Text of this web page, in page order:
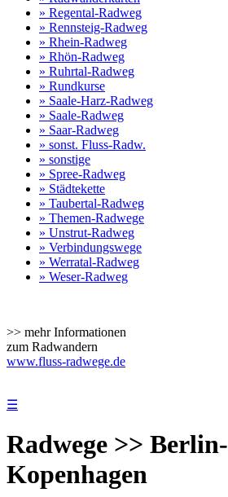
» Regental-Radweg
» Rennsteig-Radweg
» Rhein-Radweg
» Rhön-Radweg
» Ruhrtal-Radweg
» Rundkurse
» Saale-Harz-Radweg
» Saale-Radweg
» Saar-Radweg
» sonst. Fluss-Radw.
» sonstige
» Spree-Radweg
» Städtekette
» Taubertal-Radweg
» Themen-Radwege
» Unstrut-Radweg
» Verbindungswege
» Werratal-Radweg
» Weser-Radweg
>> mehr Informationen
zum Radwandern
www.fluss-radwege.de
☰
Radwege >> Berlin-
Kopenhagen